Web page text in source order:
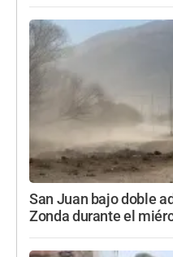
San Juan bajo doble
Zonda durante el